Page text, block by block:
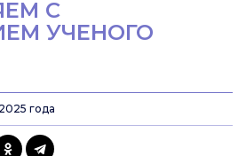
С
УЧЕНОГО
года